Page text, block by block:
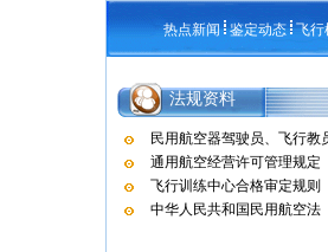
热点新闻 鉴定动态 飞行
法规资料
民用航空器驾驶员、飞行教
通用航空经营许可管理规定
飞行训练中心合格审定规则
中华人民共和国民用航空法